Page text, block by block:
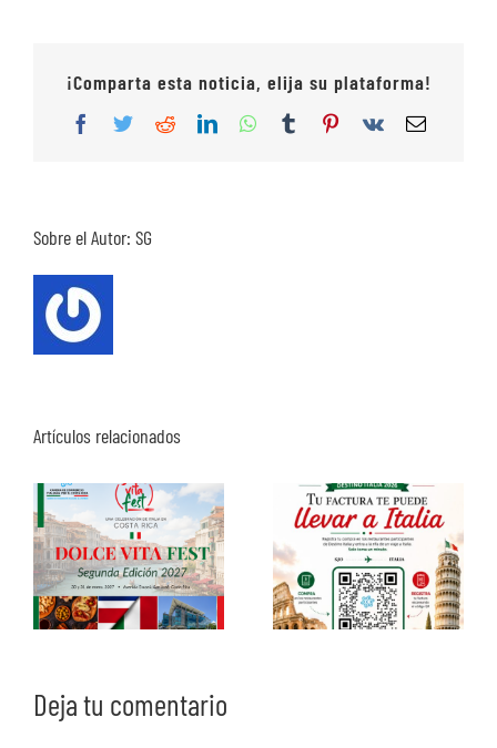
¡Comparta esta noticia, elija su plataforma!
Facebook
TwitterRedditLinkedInWhatsApp
TumblrPinterest
Vk
Correo
Sobre el Autor: SG
Artículos relacionados
Deja tu comentario